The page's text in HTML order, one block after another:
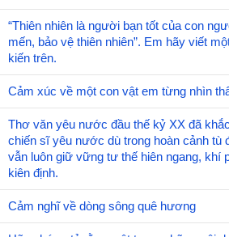
“Thiên nhiên là người bạn tốt của con
mến, bảo vệ thiên nhiên”. Em hãy viết
kiến trên.
Cảm xúc về một con vật em từng nhìn
Thơ văn yêu nước đầu thế kỷ XX đã
chiến sĩ yêu nước dù trong hoàn cảnh tù
vẫn luôn giữ vững tư thế hiên ngang, khí
kiên định.
Cảm nghĩ về dòng sông quê hương